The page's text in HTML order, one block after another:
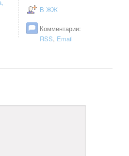
В ЖЖ
Комментарии:
RSS, Email